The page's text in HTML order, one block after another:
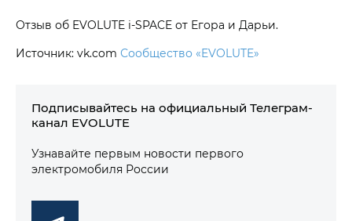
Отзыв об EVOLUTE i‑SPACE от Егора и Дарьи.
Источник: vk.com Сообщество «EVOLUTE»
Подписывайтесь на официальный Телеграм-
канал EVOLUTE
Узнавайте первым новости первого
электромобиля России